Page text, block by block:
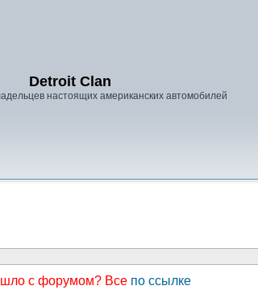
Detroit Clan
настоящих американских автомобилей
с форумом? Все по ссылке